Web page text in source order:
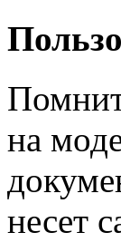
на
несет